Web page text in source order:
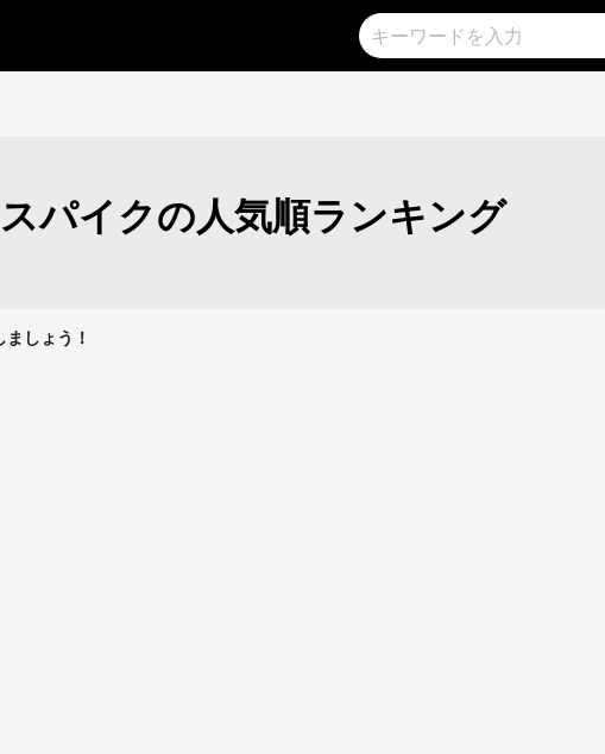
パイクの人気順ランキング
ましょう！